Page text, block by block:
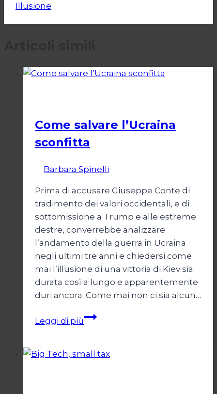
Illusione
Come salvare l’Ucraina
sconfitta
Barbara Spinelli
Prima di accusare Giuseppe Conte di
tradimento dei valori occidentali, e di
sottomissione a Trump e alle estreme
destre, converrebbe analizzare
l’andamento della guerra in Ucraina
negli ultimi tre anni e chiedersi come
mai l’illusione di una vittoria di Kiev sia
durata così a lungo e apparentemente
duri ancora. Come mai non ci sia alcun…
Leggi di piùCome
sconfitta